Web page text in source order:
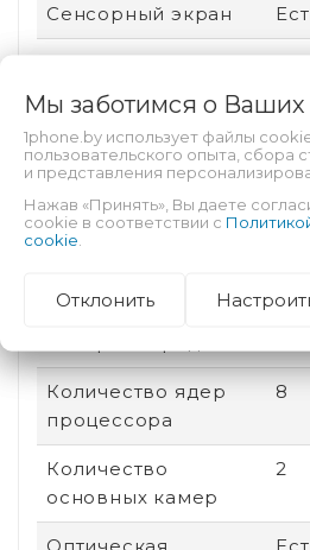
Сенсорный экран
Стандарт связи
2G
Поддержка карт
памяти
Соотношение
сторон
Дата выхода
Количество ядер
процессора
8
Количество
основных камер
2
Оптическая
Мы заботимся о Ваших
1phone.by использует файлы
пользовательского опыта, сбора
и представления
Нажав «Принять», Вы даете
cookie в соответствии с
cookie
Отклонить